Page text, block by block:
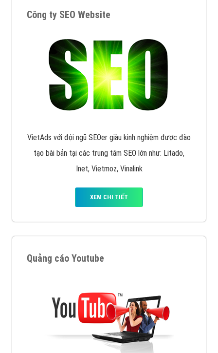
Công ty SEO Website
VietAds với đội ngũ SEOer giàu kinh nghiệm được đào
tạo bài bản tại các trung tâm SEO lớn như: Litado,
Inet, Vietmoz, Vinalink
XEM CHI TIẾT
Quảng cáo Youtube